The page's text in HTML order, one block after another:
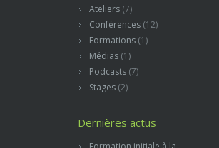
Ateliers (7)
Conférences (12)
Formations (1)
Médias (1)
Podcasts (7)
Stages (2)
Dernières actus